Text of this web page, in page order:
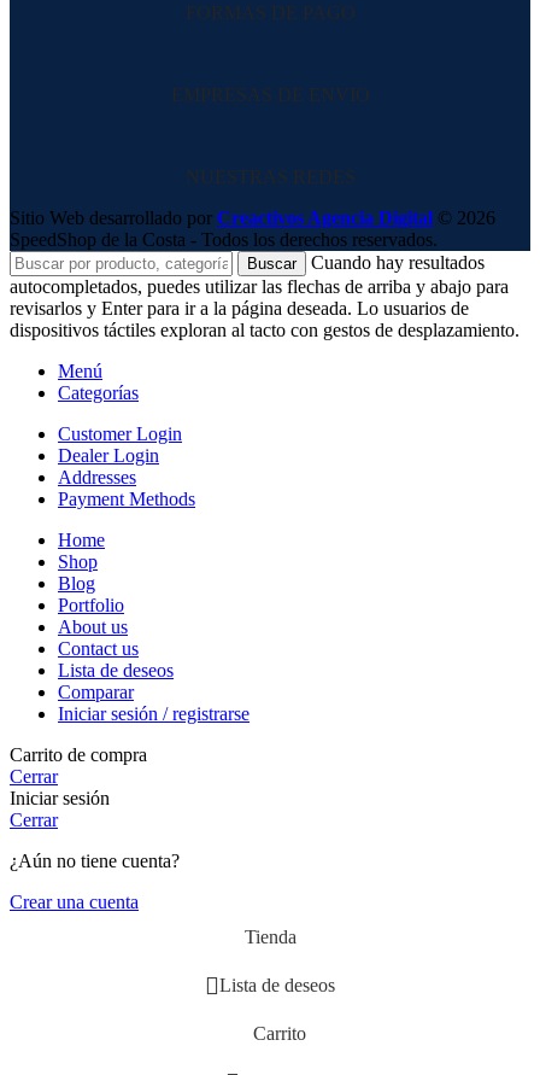
FORMAS DE PAGO
EMPRESAS DE ENVIO
NUESTRAS REDES
Sitio Web desarrollado por Creactivos Agencia Digital © 2026
SpeedShop de la Costa - Todos los derechos reservados.
Buscar
Cuando hay resultados
autocompletados, puedes utilizar las flechas de arriba y abajo para
revisarlos y Enter para ir a la página deseada. Lo usuarios de
dispositivos táctiles exploran al tacto con gestos de desplazamiento.
Menú
Categorías
Customer Login
Dealer Login
Addresses
Payment Methods
Home
Shop
Blog
Portfolio
About us
Contact us
Lista de deseos
Comparar
Iniciar sesión / registrarse
Carrito de compra
Cerrar
Iniciar sesión
Cerrar
¿Aún no tiene cuenta?
Crear una cuenta
Tienda
Lista de deseos
Carrito